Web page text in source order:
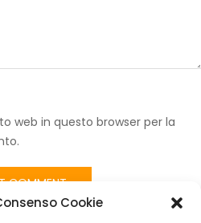
Cookie
web in questo browser per la
Anteriori Fiat Panda Country